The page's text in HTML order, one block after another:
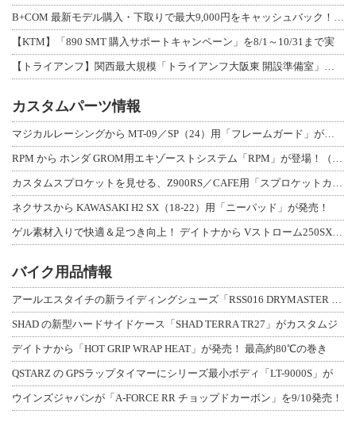
B+COM 最新モデル購入・下取りで最大9,000円をキャッシュバック！「B+F
【KTM】「890 SMT 購入サポートキャンペーン」を8/1～10/31まで実
【トライアンフ】関西最大規模「トライアンフ大阪東 開設準備室」がオープン！ 限定
カスタムパーツ情報
マジカルレーシングから MT-09／SP（24）用「フレームガード」が登場！
RPM から ホンダ GROM用エキゾーストシステム「RPM」が登場！（動画あり
カスタムスプロケットを見せる、Z900RS／CAFE用「スプロケットカバーフルキ
ネクサスから KAWASAKI H2 SX（18-22）用「ニーパッド」が発売！
ゲル素材入りで快適＆足つき向上！ デイトナから Vストローム250SX用「快適ロ
バイク用品情報
アールエスタイチの新ライディングシューズ「RSS016 DRYMASTER スト
SHAD の新型ハードサイドケース「SHAD TERRA TR27」がカスタムジ
デイトナから「HOT GRIP WRAP HEAT」が発売！ 最高約80℃の巻き
QSTARZ の GPSラップタイマーにシリーズ最小ボディ「LT-9000S」が
ウインズジャパンが「A-FORCE RR チョップドカーボン」を9/10発売！